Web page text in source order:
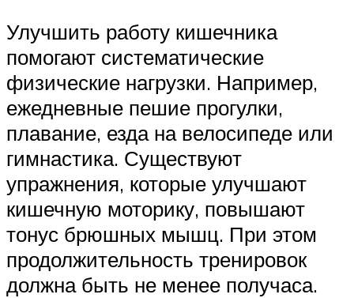
Улучшить работу кишечника
помогают систематические
физические нагрузки. Например,
ежедневные пешие прогулки,
плавание, езда на велосипеде или
гимнастика. Существуют
упражнения, которые улучшают
кишечную моторику, повышают
тонус брюшных мышц. При этом
продолжительность тренировок
должна быть не менее получаса.